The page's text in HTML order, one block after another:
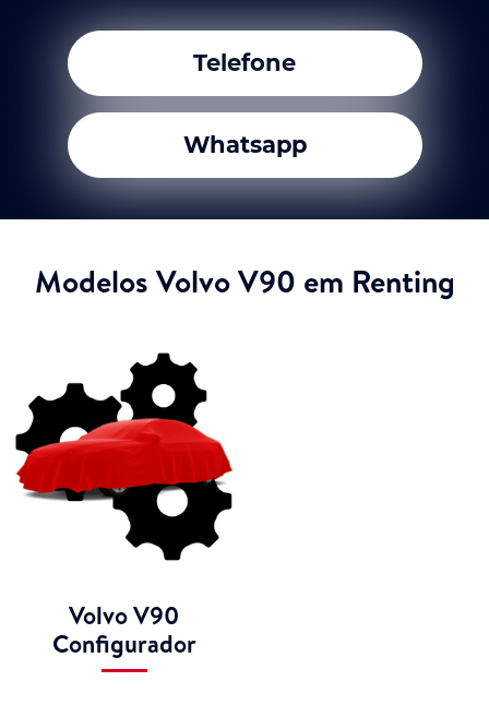
Telefone
Whatsapp
Modelos Volvo V90 em Renting
Volvo V90
Configurador